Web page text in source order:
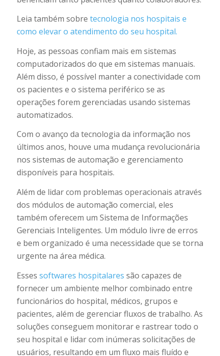
Leia também sobre tecnologia nos hospitais e
como elevar o atendimento do seu hospital.
Hoje, as pessoas confiam mais em sistemas
computadorizados do que em sistemas manuais.
Além disso, é possível manter a conectividade com
os pacientes e o sistema periférico se as
operações forem gerenciadas usando sistemas
automatizados.
Com o avanço da tecnologia da informação nos
últimos anos, houve uma mudança revolucionária
nos sistemas de automação e gerenciamento
disponíveis para hospitais.
Além de lidar com problemas operacionais através
dos módulos de automação comercial, eles
também oferecem um Sistema de Informações
Gerenciais Inteligentes. Um módulo livre de erros
e bem organizado é uma necessidade que se torna
urgente na área médica.
Esses softwares hospitalares são capazes de
fornecer um ambiente melhor combinado entre
funcionários do hospital, médicos, grupos e
pacientes, além de gerenciar fluxos de trabalho. As
soluções conseguem monitorar e rastrear todo o
seu hospital e lidar com inúmeras solicitações de
usuários, resultando em um fluxo mais fluído e